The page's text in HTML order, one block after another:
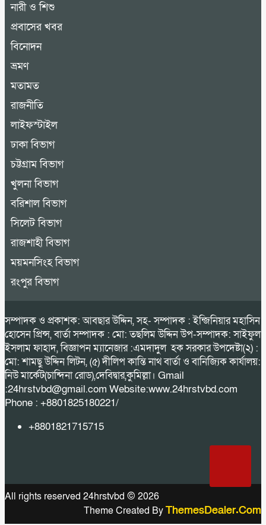
নারী ও শিশু
প্রবাসের খবর
বিনোদন
ভ্রমণ
মতামত
রাজনীতি
লাইফস্টাইল
ঢাকা বিভাগ
চট্টগ্রাম বিভাগ
খুলনা বিভাগ
বরিশাল বিভাগ
সিলেট বিভাগ
রাজশাহী বিভাগ
ময়মনসিংহ বিভাগ
রংপুর বিভাগ
সম্পাদক ও প্রকাশক: আবছার উদ্দিন, সহ- সম্পাদক : ইন্জিনিয়ার মহাসিন
হোসেন প্রিন্স, বার্তা সম্পাদক : মো: তছলিম উদ্দিন উপ-সম্পাদক: সাইফুল
ইসলাম ফাহাদ, বিজ্ঞাপন ম্যানেজার :এমদাদুল হক সরকার উপদেষ্টা(২) :
মো: শামছু উদ্দিন লিটন, (৫) দীলিপ কান্তি নাথ বার্তা ও বানিজ্যিক কার্যালয়:
নিউ মার্কেট(চান্দিনা রোড),দেবিদ্বার,কুমিল্লা। Gmail
:24hrstvbd@gmail.com Website:www.24hrstvbd.com
Phone : +8801825180221/
+8801821715715
All rights reserved 24hrstvbd © 2026
Theme Created ByThemesDealer.Com